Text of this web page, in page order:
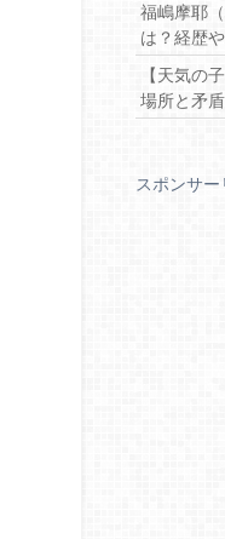
福嶋摩耶
は？経歴
【天気の
場所と矛
スポンサー